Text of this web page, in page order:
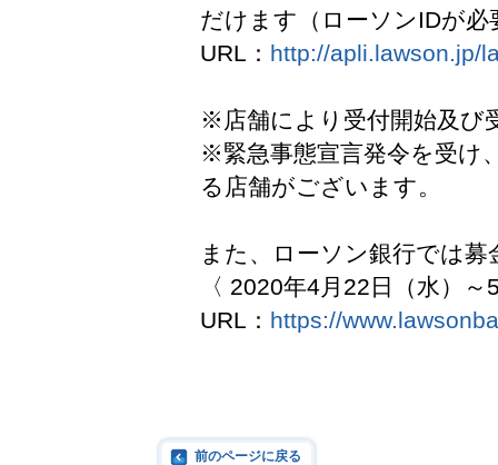
だけます（ローソンIDが必
URL： http://apli.lawson.jp/
※店舗により受付開始及び
※緊急事態宣言発令を受け
る店舗がございます。
また、ローソン銀行では
〈 2020年4月22日（水）
URL： https://
前のページに戻る